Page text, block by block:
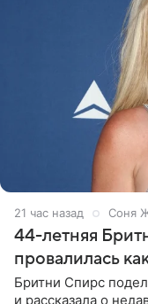
21 час назад Соня
44-летняя
провалилась
Бритни Спирс
и рассказала о